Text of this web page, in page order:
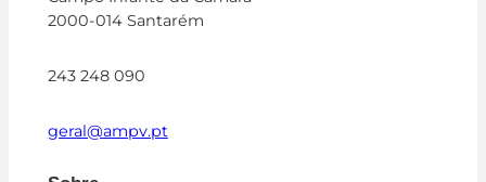
2000-014 Santarém
243 248 090
geral@ampv.pt